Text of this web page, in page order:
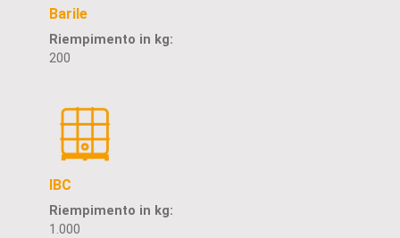
Barile
Riempimento in kg:
200
IBC
Riempimento in kg:
1.000